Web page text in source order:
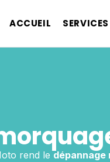
ACCUEIL SERVICES
rend le dépannage